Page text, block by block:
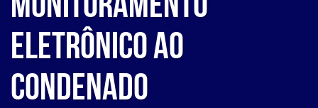
eletrônico ao
condenado